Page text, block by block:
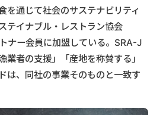
を通じて社会のサステナビリティ
テイナブル・レストラン協会
ナー会員に加盟している。SRA-J
業者の支援」「産地を称賛する」
は、同社の事業そのものと一致す